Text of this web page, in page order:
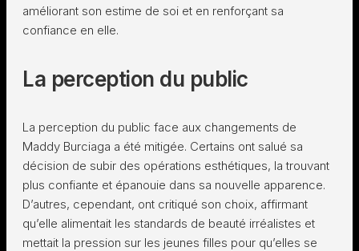
améliorant son estime de soi et en renforçant sa
confiance en elle.
La perception du public
La perception du public face aux changements de
Maddy Burciaga a été mitigée. Certains ont salué sa
décision de subir des opérations esthétiques, la trouvant
plus confiante et épanouie dans sa nouvelle apparence.
D’autres, cependant, ont critiqué son choix, affirmant
qu’elle alimentait les standards de beauté irréalistes et
mettait la pression sur les jeunes filles pour qu’elles se